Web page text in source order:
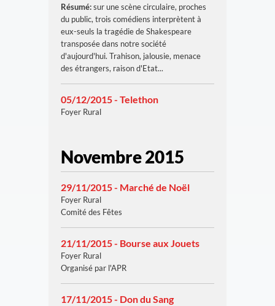
Résumé:sur une scène circulaire, proches
du public, trois comédiens interprètent à
eux-seuls la tragédie de Shakespeare
transposée dans notre société
d'aujourd'hui. Trahison, jalousie, menace
des étrangers, raison d'Etat...
05/12/2015 - Telethon
Foyer Rural
Novembre 2015
29/11/2015 - Marché de Noël
Foyer Rural
Comité des Fêtes
21/11/2015 - Bourse aux Jouets
Foyer Rural
Organisé par l'APR
17/11/2015 - Don du Sang